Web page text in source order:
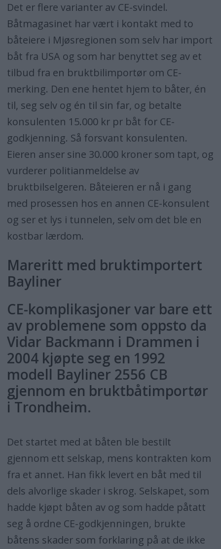
Det er flere varianter av CE-svindel.
Båtmagasinet har vært i kontakt med to
båteiere i Mjøsregionen som selv har import
båt fra USA og som har benyttet seg av et
tilbud fra en bruktbilimportør om CE-
merking. Den ene hentet hjem to båter, én
til, seg selv og én til sin far, og betalte
konsulenten 15.000 kr pr båt for CE-
godkjenning. Så forsvant konsulenten.
Eieren anser sine 30.000 kroner som tapt, og
vurderer politianmeldelse av
bruktbilselgeren. Båteieren er nå i gang
med prosessen hos en annen CE-konsulent
og ser et lys i tunnelen, selv om det ble en
kostbar lærdom.
Mareritt med bruktimportert
Bayliner
CE-komplikasjoner var bare ett
av problemene som oppsto da
Vidar Backmann i Drammen i
2004 kjøpte seg en 1992
modell Bayliner 2556 CB
gjennom en bruktbåtimportør
i Trondheim.
Det startet med at båten ble bestilt
gjennom ett selskap, mens kontrakten kom
fra et annet. Han fikk levert en båt med til
dels alvorlige skader i skrog. Selskapet, som
hadde kjøpt båten av og som hadde påtatt
seg å ordne CE-godkjenningen, brukte
båtens skader som forklaring på at de ikke